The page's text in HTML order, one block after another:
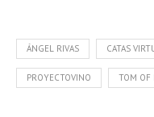
ÁNGEL RIVAS CATAS
PROYECTOVINO TOM OF